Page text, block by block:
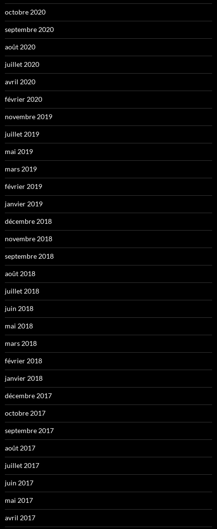
octobre 2020
septembre 2020
août 2020
juillet 2020
avril 2020
février 2020
novembre 2019
juillet 2019
mai 2019
mars 2019
février 2019
janvier 2019
décembre 2018
novembre 2018
septembre 2018
août 2018
juillet 2018
juin 2018
mai 2018
mars 2018
février 2018
janvier 2018
décembre 2017
octobre 2017
septembre 2017
août 2017
juillet 2017
juin 2017
mai 2017
avril 2017